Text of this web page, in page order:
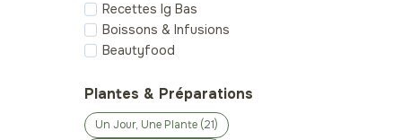
Recettes Ig Bas
Boissons & Infusions
Beautyfood
Plantes & Préparations
Un Jour, Une Plante (21)